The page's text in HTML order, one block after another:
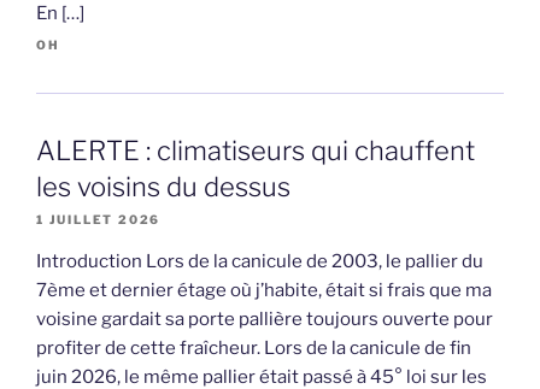
En […]
OH
ALERTE : climatiseurs qui chauffent
les voisins du dessus
1 JUILLET 2026
Introduction Lors de la canicule de 2003, le pallier du
7ème et dernier étage où j’habite, était si frais que ma
voisine gardait sa porte pallière toujours ouverte pour
profiter de cette fraîcheur. Lors de la canicule de fin
juin 2026, le même pallier était passé à 45° loi sur les